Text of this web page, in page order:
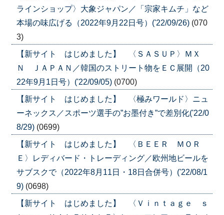
ラインショップ〉大象ジャパン／「宗家キムチ」など
本場の味広げる（2022年9月22日号）('22/09/26) (070
3)
【新サイト はじめました】 〈ＳＡＳＵＰ〉ＭＸ
Ｎ ＪＡＰＡＮ／韓国のストリート物をＥＣ展開（20
22年9月1日号）('22/09/05) (0700)
【新サイト はじめました】 〈極みワールド〉ニュ
ーネックス／スポーツ選手の”お墨付き”で差別化('22/0
8/29) (0699)
【新サイト はじめました】 〈ＢＥＥＲ ＭＯＲ
Ｅ〉レディバード・トレーディング／欧州地ビールを
サブスクで（2022年8月11日・18日合併号）('22/08/1
9) (0698)
【新サイト はじめました】 〈Ｖｉｎｔａｇｅ ｓ